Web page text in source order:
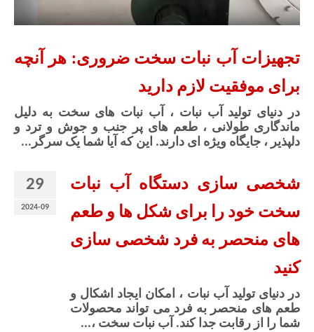
تجهیزات آب نبات سخت ضروری: هر آنچه
برای موفقیت لازم دارید
در دنیای تولید آب نبات ، آب نبات های سخت به دلیل
ماندگاری طولانی ، طعم های پر جنب و جوش و ترد و
دلپذیر ، جایگاه ویژه ای دارند. این که آیا شما یک سرگر...
29
2024-09
شخصی سازی دستگاه آب نبات
سخت خود را برای شکل ها و طعم
های منحصر به فرد شخصی سازی
کنید
در دنیای تولید آب نبات ، امکان ایجاد اشکال و
طعم های منحصر به فرد می تواند محصولات
شما را از رقابت جدا کند. آب نبات سخت ،...